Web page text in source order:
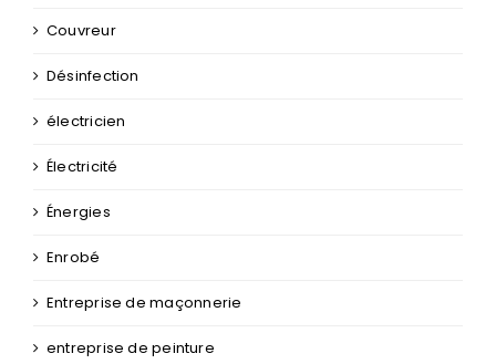
Couvreur
Désinfection
électricien
Électricité
Énergies
Enrobé
Entreprise de maçonnerie
entreprise de peinture